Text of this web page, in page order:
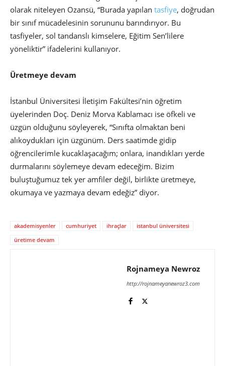
olarak niteleyen Ozansü, “Burada yapılan tasfiye, doğrudan
bir sınıf mücadelesinin sorununu barındırıyor. Bu
tasfiyeler, sol tandanslı kimselere, Eğitim Sen’lilere
yöneliktir” ifadelerini kullanıyor.
Üretmeye devam
İstanbul Üniversitesi İletişim Fakültesi’nin öğretim
üyelerinden Doç. Deniz Morva Kablamacı ise öfkeli ve
üzgün olduğunu söyleyerek, “Sınıfta olmaktan beni
alıkoydukları için üzgünüm. Ders saatimde gidip
öğrencilerimle kucaklaşacağım; onlara, inandıkları yerde
durmalarını söylemeye devam edeceğim. Bizim
buluştuğumuz tek yer amfiler değil, birlikte üretmeye,
okumaya ve yazmaya devam edeğiz” diyor.
akademisyenler cumhuriyet ihraçlar
istanbul üniversitesi
üretime devam
Rojnameya Newroz
http://rojnameyanewroz3.com